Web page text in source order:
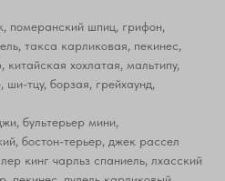
померанский шпиц, грифон,
такса карликовая, пекинес,
хохлатая, мальтипу,
ши-тцу, борзая, грейхаунд,
бультерьер мини,
бостон-терьер, джек рассел
кинг чарльз спаниель, лхасский